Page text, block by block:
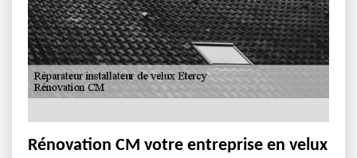
Rénovation CM votre entreprise en velux